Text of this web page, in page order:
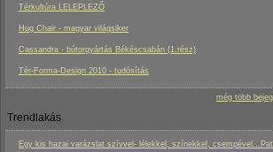
Térkultúra LELEPLEZŐ
Hug Chair - magyar világsiker
Cassandra - bútorgyártás Békéscsabán (1.rész)
Tér-Forma-Design 2010 - tudósítás
még több
Trendlakás
Egy kis hazai varázslat szívvel- lélekkel, színekkel,